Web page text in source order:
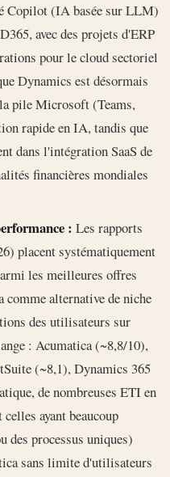
Copilot (IA basée sur LLM)
avec des projets d'ERP
pour le cloud sectoriel
Dynamics est désormais
pile Microsoft (Teams,
rapide en IA, tandis que
dans l'intégration SaaS de
financières mondiales
: Les rapports
placent systématiquement
les meilleures offres
comme alternative de niche
des utilisateurs sur
: Acumatica (~8,8/10),
(~8,1), Dynamics 365
de nombreuses ETI en
ayant beaucoup
des processus uniques)
sans limite d'utilisateurs